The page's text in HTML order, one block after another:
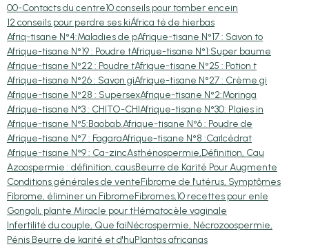
00-Contacts du centre10 conseils pour tomber encein
12 conseils pour perdre ses kiÁfrica té de hierbas
Afriq-tisane N°4:Maladies de pAfrique-tisane N°17 : Savon to
Afrique-tisane N°19 : Poudre tAfrique-tisane N°1:Super baume
Afrique-tisane N°22 : Poudre tAfrique-tisane N°25 : Potion t
Afrique-tisane N°26 : Savon giAfrique-tisane N°27 : Crème gi
Afrique-tisane N°28 : SupersexAfrique-tisane N°2:Moringa
Afrique-tisane N°3 : CHITO-CHIAfrique-tisane N°30: Plaies in
Afrique-tisane N°5:Baobab.Afrique-tisane N°6 : Poudre de
Afrique-tisane N°7 : FagaraAfrique-tisane N°8 :Caïlcédrat
Afrique-tisane N°9 : Ca-zincAsthénospermie,Définition, Cau
Azoospermie : définition, causBeurre de Karité Pour Augmente
Conditions générales de venteFibrome de l'utérus, Symptômes
Fibrome, éliminer un FibromeFibromes,10 recettes pour enle
Gongoli, plante Miracle pour tHématocèle vaginale
Infertilité du couple, Que faiNécrospermie, Nécrozoospermie,
Pénis Beurre de karité et d'huPlantas africanas